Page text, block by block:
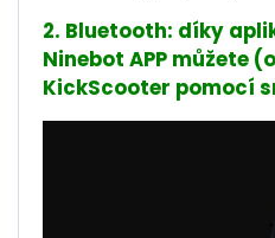
2. Bluetooth: díky
Ninebot APP můžete
KickScooter pomocí